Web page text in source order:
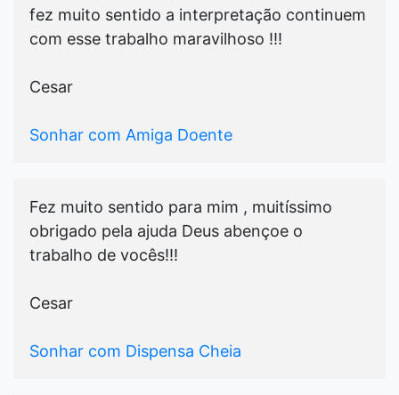
fez muito sentido a interpretação continuem
com esse trabalho maravilhoso !!!
Cesar
Sonhar com Amiga Doente
Fez muito sentido para mim , muitíssimo
obrigado pela ajuda Deus abençoe o
trabalho de vocês!!!
Cesar
Sonhar com Dispensa Cheia